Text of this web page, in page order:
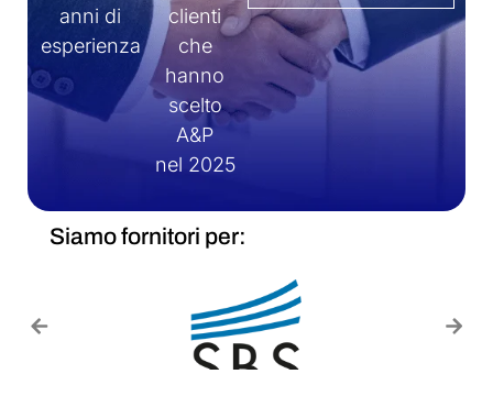
anni di
esperienza
clienti
che
hanno
scelto
A&P
nel 2025
Siamo fornitori per: